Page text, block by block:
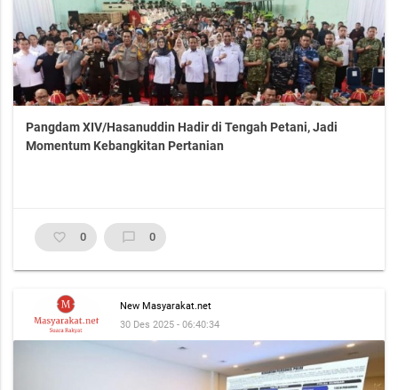
Pangdam XIV/Hasanuddin Hadir di Tengah Petani, Jadi
Momentum Kebangkitan Pertanian
favorite_border 0 chat_bubble_outline 0
New Masyarakat.net
30 Des 2025 - 06:40:34